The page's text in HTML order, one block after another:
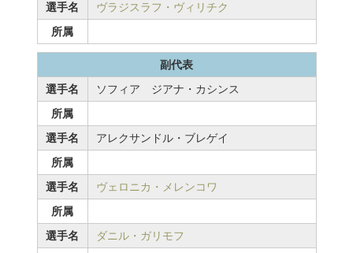
選手名
ヴラジスラフ・ヴィリチク
所属
副代表
選手名
ソフィア゠ジアナ・カシンス
所属
選手名
アレクサンドル・ブレゲイ
所属
選手名
ヴェロニカ・メレンコワ
所属
選手名
ダニル・ガリモフ